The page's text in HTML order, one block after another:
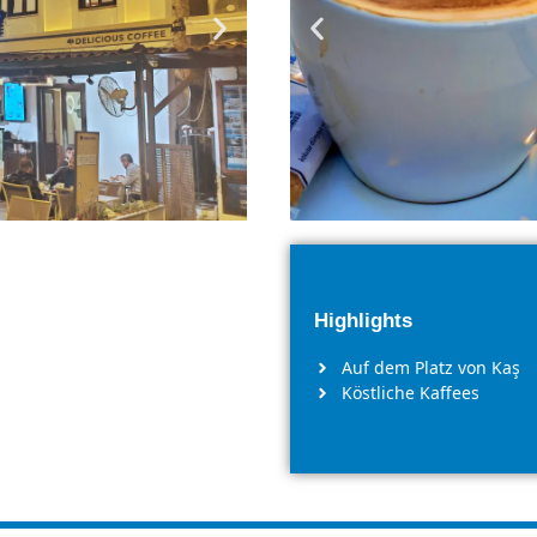
Highlights
Auf dem Platz von Kaş
Köstliche Kaffees